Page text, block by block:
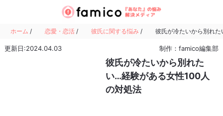
ホーム / 恋愛・恋活 / 彼氏に関する悩み / 彼氏が冷たいから別れ
更新日:2024.04.03 制作：famico編集部
彼氏が冷たいから別れた
い…経験がある女性100人
の対処法